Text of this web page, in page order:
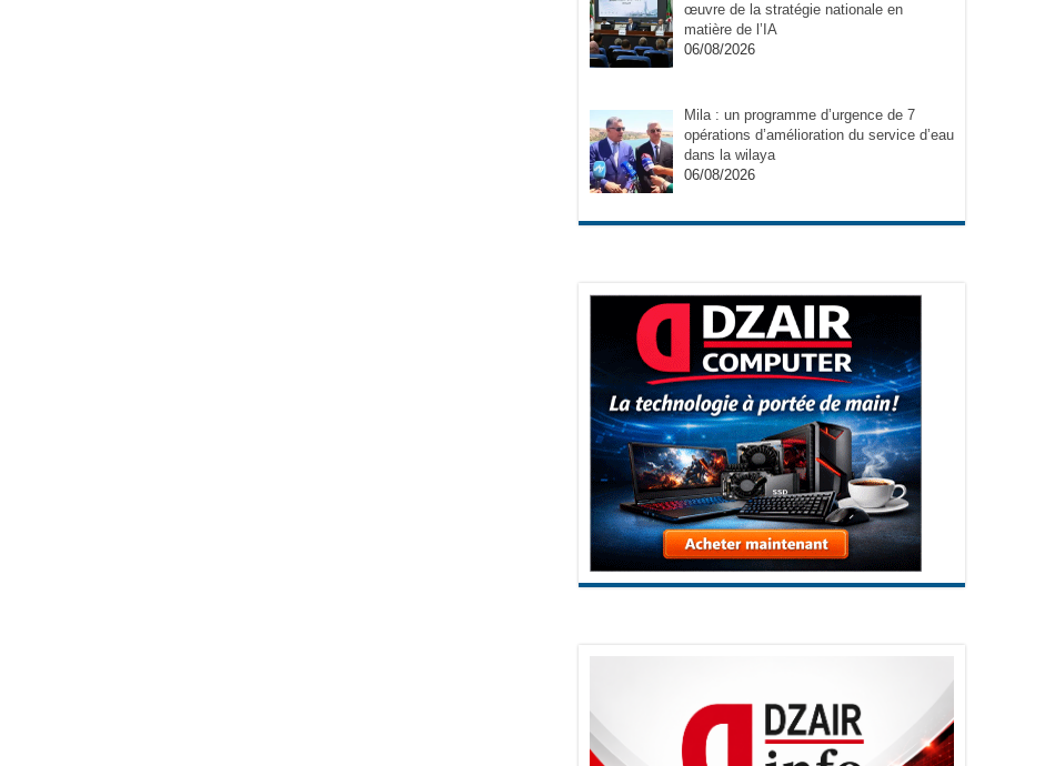
œuvre de la stratégie nationale en
matière de l’IA
06/08/2026
Mila : un programme d’urgence de 7
opérations d’amélioration du service d’eau
dans la wilaya
06/08/2026